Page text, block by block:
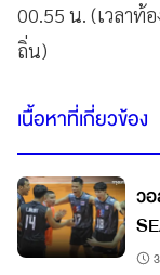
00.55 น. (เวลาท้
ถิ่น)
เนื้อหาที่เกี่ยวข้อง
ว